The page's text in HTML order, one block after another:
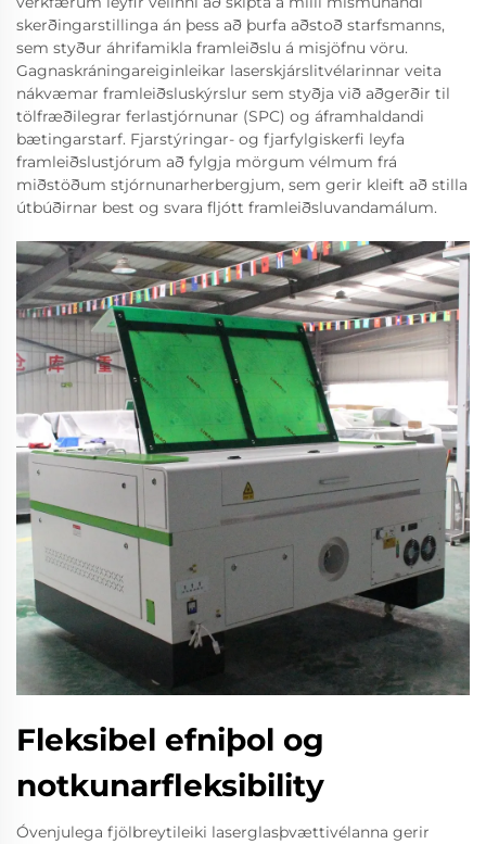
skerðingarstillinga án þess að þurfa aðstoð starfsmanns,
sem styður áhrifamikla framleiðslu á misjöfnu vöru.
Gagnaskráningareiginleikar laserskjárslitvélarinnar veita
nákvæmar framleiðsluskýrslur sem styðja við aðgerðir til
tölfræðilegrar ferlastjórnunar (SPC) og áframhaldandi
bætingarstarf. Fjarstýringar- og fjarfylgiskerfi leyfa
framleiðslustjórum að fylgja mörgum vélmum frá
miðstöðum stjórnunarherbergjum, sem gerir kleift að stilla
útbúðirnar best og svara fljótt framleiðsluvandamálum.
Fleksibel efniþol og
notkunarfleksibility
Óvenjulega fjölbreytileiki laserglasþvættivélanna gerir